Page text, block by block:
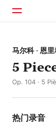
主页
浏览
马尔科 · 恩
5
Op. 104 · 5
热门录音